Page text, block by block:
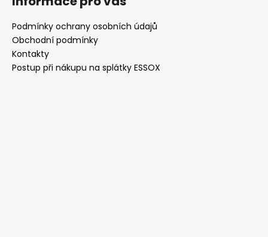
Podmínky ochrany osobních údajů
Obchodní podmínky
Kontakty
Postup při nákupu na splátky ESSOX